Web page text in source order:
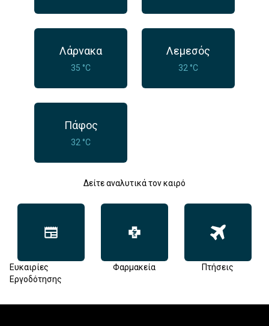
Λάρνακα
35 °C
Λεμεσός
32 °C
Πάφος
32 °C
Δείτε αναλυτικά τον καιρό
Ευκαιρίες
Εργοδότησης
Φαρμακεία Πτήσεις